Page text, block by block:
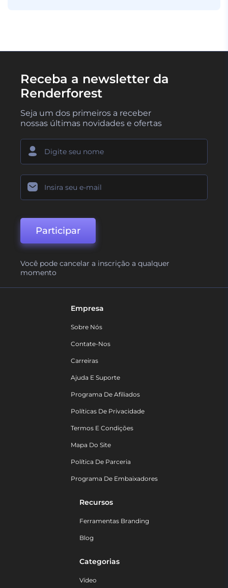
Receba a newsletter da
Renderforest
Seja um dos primeiros a receber
nossas últimas novidades e ofertas
Participar
Você pode cancelar a inscrição a qualquer
momento
Empresa
Sobre Nós
Contate-Nos
Carreiras
Ajuda E Suporte
Programa De Afiliados
Políticas De Privacidade
Termos E Condições
Mapa Do Site
Política De Parceria
Programa De Embaixadores
Recursos
Ferramentas Branding
Blog
Categorias
Vídeo